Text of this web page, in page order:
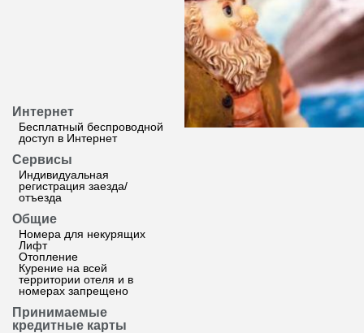
Интернет
Бесплатный беспроводной
доступ в Интернет
Сервисы
Индивидуальная
регистрация заезда/
отъезда
Общие
Номера для некурящих
Лифт
Отопление
Курение на всей
территории отеля и в
номерах запрещено
Принимаемые
кредитные карты